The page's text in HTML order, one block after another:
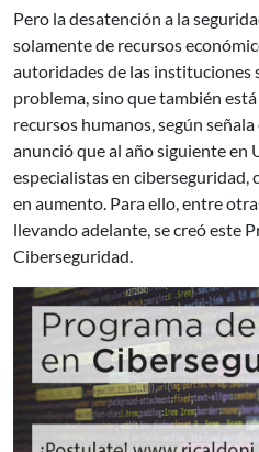
Pero la desatención a la
solamente de recursos
autoridades de las instituciones
problema, sino que también
recursos humanos, según
anunció que al año siguiente en
especialistas en ciberseguridad,
en aumento. Para ello, entre
llevando adelante, se creó este
Ciberseguridad.